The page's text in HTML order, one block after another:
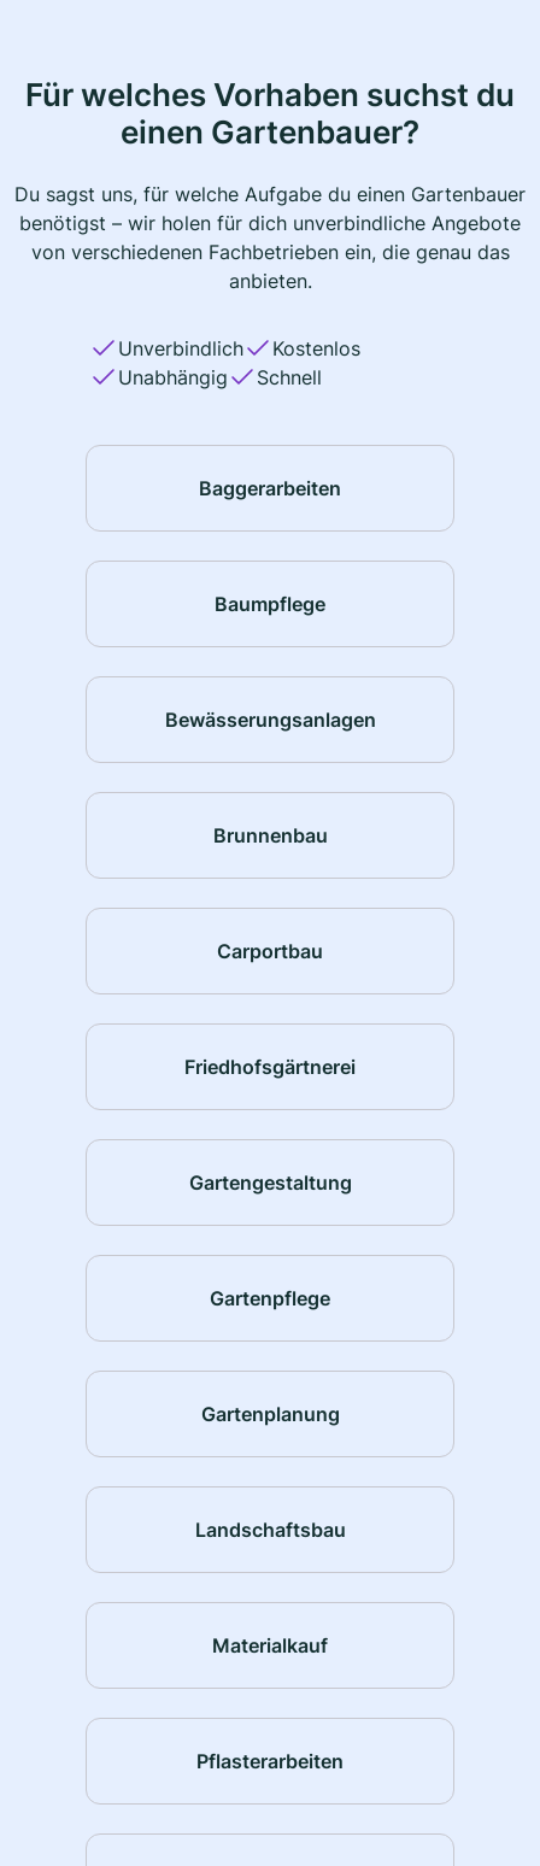
Für welches Vorhaben suchst du
einen Gartenbauer?
Du sagst uns, für welche Aufgabe du einen Gartenbauer
benötigst – wir holen für dich unverbindliche Angebote
von verschiedenen Fachbetrieben ein, die genau das
anbieten.
Unverbindlich
Kostenlos
Unabhängig
Schnell
Baggerarbeiten
Baumpflege
Bewässerungsanlagen
Brunnenbau
Carportbau
Friedhofsgärtnerei
Gartengestaltung
Gartenpflege
Gartenplanung
Landschaftsbau
Materialkauf
Pflasterarbeiten